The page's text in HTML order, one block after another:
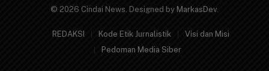
© 2026 Cindai News. Designed by MarkasDev.
REDAKSI Kode Etik Jurnalistik
Visi dan Misi
Pedoman Media Siber